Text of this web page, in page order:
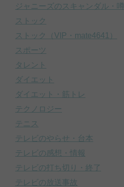
ジャニーズのスキャンダル・噂
ストック
ストック（VIP・mate4641）
スポーツ
タレント
ダイエット
ダイエット・筋トレ
テクノロジー
テニス
テレビのやらせ・台本
テレビの感想・情報
テレビの打ち切り・終了
テレビの放送事故